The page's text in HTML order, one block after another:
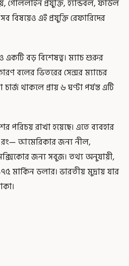
গোললাইন প্রযুক্তি, হ্যান্ডবল, ফাউল
বিষয়েও এই প্রযুক্তি রেফারিদের
বড় বিশেষত্ব। ম্যাচ শুরুর
বলের ভিতরের সেন্সর ম্যাচের
থাকলে প্রায় ৬ ঘণ্টা পর্যন্ত এটি
পরিচয় রাখা হয়েছে। এতে ব্যবহার
রং— আমেরিকার জন্য নীল,
জন্য সবুজ। তথ্য অনুযায়ী,
১৭৫ মার্কিন ডলার। ভারতীয় মুদ্রায় যার